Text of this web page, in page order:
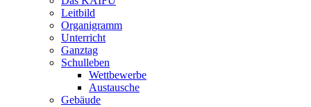
Leitbild
Organigramm
Unterricht
Ganztag
Schulleben
Wettbewerbe
Austausche
Gebäude